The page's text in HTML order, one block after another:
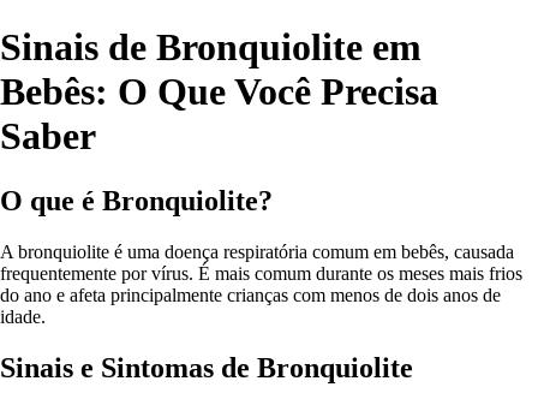
Sinais de Bronquiolite em
Bebês: O Que Você Precisa
Saber
O que é Bronquiolite?
A bronquiolite é uma doença respiratória comum em bebês, causada
frequentemente por vírus. É mais comum durante os meses mais frios
do ano e afeta principalmente crianças com menos de dois anos de
idade.
Sinais e Sintomas de Bronquiolite